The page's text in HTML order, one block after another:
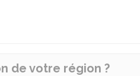
de votre région ?